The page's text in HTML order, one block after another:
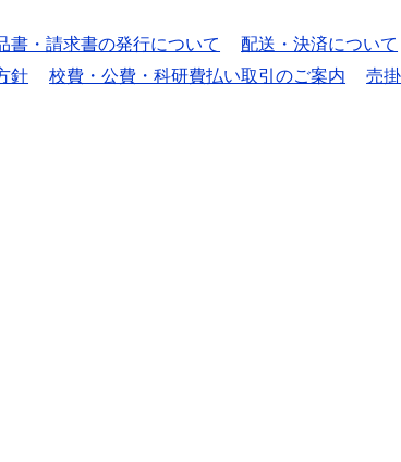
書・請求書の発行について 配送・決済について
針 校費・公費・科研費払い取引のご案内 売